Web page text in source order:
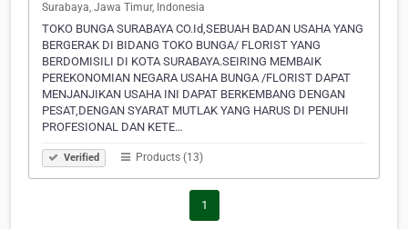
Surabaya, Jawa Timur, Indonesia
TOKO BUNGA SURABAYA CO.Id,SEBUAH BADAN USAHA YANG
BERGERAK DI BIDANG TOKO BUNGA/ FLORIST YANG
BERDOMISILI DI KOTA SURABAYA.SEIRING MEMBAIK
PEREKONOMIAN NEGARA USAHA BUNGA /FLORIST DAPAT
MENJANJIKAN USAHA INI DAPAT BERKEMBANG DENGAN
PESAT,DENGAN SYARAT MUTLAK YANG HARUS DI PENUHI
PROFESIONAL DAN KETE…
Verified Products (13)
1